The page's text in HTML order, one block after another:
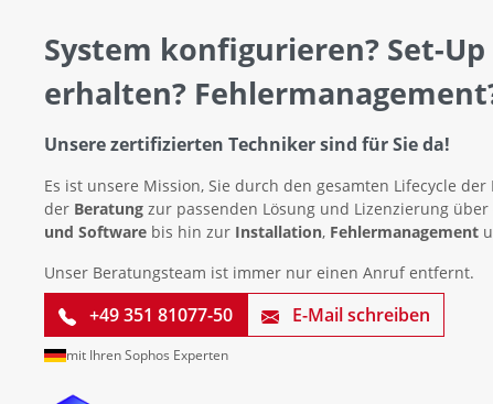
System konfigurieren? Set-
erhalten?
Unsere zertifizierten Techniker sind für Sie da!
Es ist unsere Mission, Sie durch den gesamten Lifecycle
der Beratung zur passenden Lösung und Lizenzierung über
und Software bis hin zur Installation, Fehlermanagement
Unser Beratungsteam ist immer nur einen Anruf entfernt.
+49 351 81077-50 E-Mail schreiben
mit Ihren Sophos Experten